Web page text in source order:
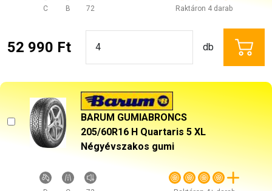
C B 72 Raktáron 4 darab
52 990 Ft db
BARUM GUMIABRONCS
205/60R16 H Quartaris 5 XL
Négyévszakos gumi